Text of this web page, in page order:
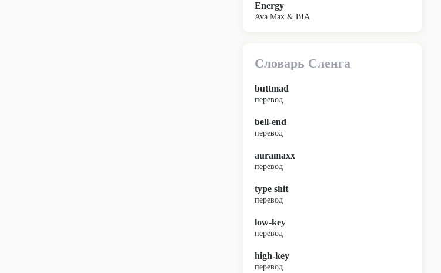
Energy
Ava Max & BIA
Словарь Сленга
buttmad
перевод
bell-end
перевод
auramaxx
перевод
type shit
перевод
low-key
перевод
high-key
перевод